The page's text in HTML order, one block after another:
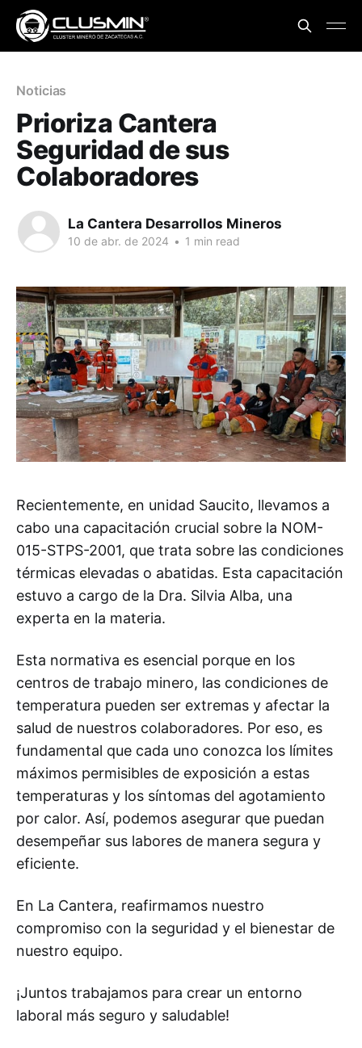
Noticias
Prioriza Cantera
Seguridad de sus
Colaboradores
La Cantera Desarrollos Mineros
10 de abr. de 2024 • 1 min read
Recientemente, en unidad Saucito, llevamos a
cabo una capacitación crucial sobre la NOM-
015-STPS-2001, que trata sobre las condiciones
térmicas elevadas o abatidas. Esta capacitación
estuvo a cargo de la Dra. Silvia Alba, una
experta en la materia.
Esta normativa es esencial porque en los
centros de trabajo minero, las condiciones de
temperatura pueden ser extremas y afectar la
salud de nuestros colaboradores. Por eso, es
fundamental que cada uno conozca los límites
máximos permisibles de exposición a estas
temperaturas y los síntomas del agotamiento
por calor. Así, podemos asegurar que puedan
desempeñar sus labores de manera segura y
eficiente.
En La Cantera, reafirmamos nuestro
compromiso con la seguridad y el bienestar de
nuestro equipo.
¡Juntos trabajamos para crear un entorno
laboral más seguro y saludable!